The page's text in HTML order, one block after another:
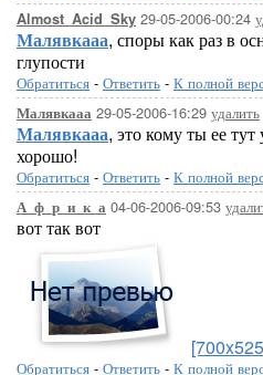
Almost_Acid_Sky 29-05-2006-00:24
Малявкааа, споры как раз в
глупости
Обратиться - Ответить - К полной
Малявкааа 29-05-2006-16:29 удалить
Малявкааа, это кому ты ее
хорошо!
Обратиться - Ответить - К полной
А_ф_р_и_к_а 04-06-2006-09:53
вот так вот
Обратиться - Ответить - К полной